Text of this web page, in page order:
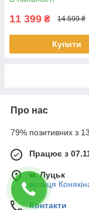
11 399 ₴ 14 599 ₴
Купити
Про нас
79% позитивних з
Працює з
м. Луцьк
вулиця
Контакти